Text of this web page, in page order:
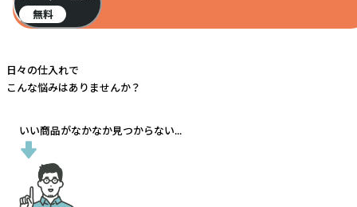
無料
日々の仕入れで
こんな悩みはありませんか？
いい商品がなかなか見つからない...